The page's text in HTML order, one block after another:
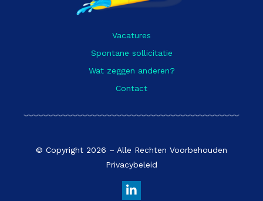
Vacatures
Spontane sollicitatie
Wat zeggen anderen?
Contact
© Copyright 2026 – Alle Rechten Voorbehouden
Privacybeleid